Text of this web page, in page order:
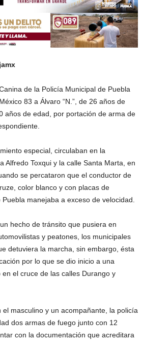
de la Policía Municipal de Puebla
83 a Álvaro “N.”, de 26 años de
años de edad, por portación de arma de
especial, circulaban en la
Alfredo Toxqui y la calle Santa Marta, en
se percataron que el conductor de
color blanco y con placas de
manejaba a exceso de velocidad.
hecho de tránsito que pusiera en
y peatones, los municipales
detuviera la marcha, sin embargo, ésta
por lo que se dio inicio a una
el cruce de las calles Durango y
el masculino y un acompañante, la policía
dos armas de fuego junto con 12
con la documentación que acreditara